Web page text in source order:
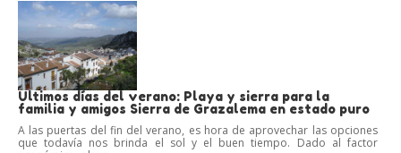
Ultimos días del verano: Playa y sierra para la
familia y amigos Sierra de Grazalema en estado puro
A las puertas del fin del verano, es hora de aprovechar las opciones
que todavía nos brinda el sol y el buen tiempo. Dado al factor